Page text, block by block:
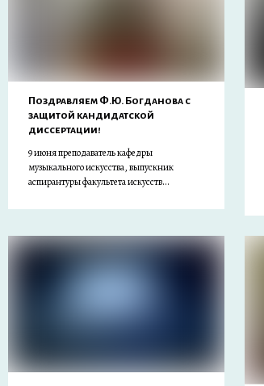
Поздравляем Ф.Ю. Богданова с
защитой кандидатской
диссертации!
9 июня преподаватель кафедры
музыкального искусства, выпускник
аспирантуры факультета искусств...